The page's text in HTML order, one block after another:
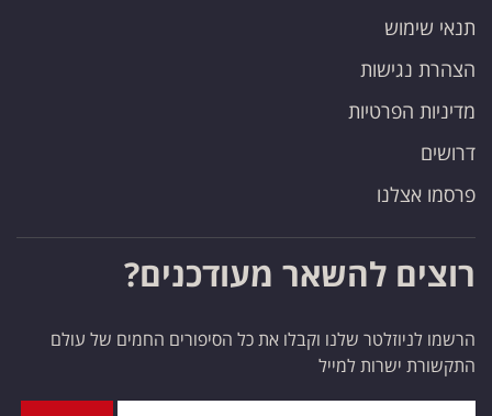
תנאי שימוש
הצהרת נגישות
מדיניות הפרטיות
דרושים
פרסמו אצלנו
רוצים להשאר מעודכנים?
הרשמו לניוזלטר שלנו וקבלו את כל הסיפורים החמים של עולם
התקשורת ישרות למייל